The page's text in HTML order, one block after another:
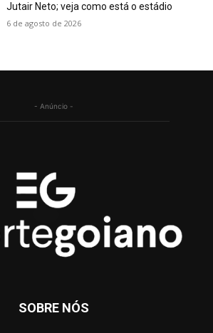
Jutair Neto; veja como está o estádio
6 de agosto de 2026
- Anúncio -
SOBRE NÓS